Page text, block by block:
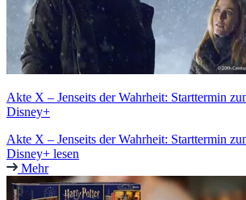
Akte X – Jenseits der Wahrheit: Starttermin
Disney+
Akte X – Jenseits der Wahrheit: Starttermin
Disney+ lesen
Mehr